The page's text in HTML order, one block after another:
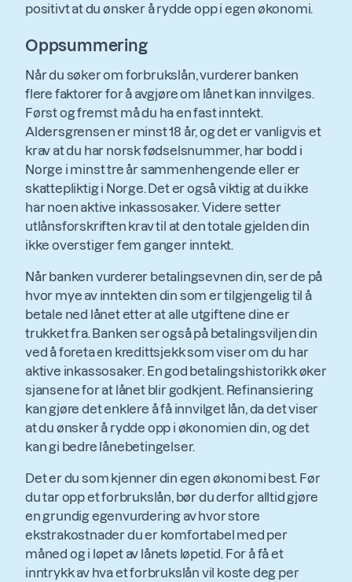
positivt at du ønsker å rydde opp i egen økonomi.
Oppsummering
Når du søker om forbrukslån, vurderer banken
flere faktorer for å avgjøre om lånet kan innvilges.
Først og fremst må du ha en fast inntekt.
Aldersgrensen er minst 18 år, og det er vanligvis et
krav at du har norsk fødselsnummer, har bodd i
Norge i minst tre år sammenhengende eller er
skattepliktig i Norge. Det er også viktig at du ikke
har noen aktive inkassosaker. Videre setter
utlånsforskriften krav til at den totale gjelden din
ikke overstiger fem ganger inntekt.
Når banken vurderer betalingsevnen din, ser de på
hvor mye av inntekten din som er tilgjengelig til å
betale ned lånet etter at alle utgiftene dine er
trukket fra. Banken ser også på betalingsviljen din
ved å foreta en kredittsjekk som viser om du har
aktive inkassosaker. En god betalingshistorikk øker
sjansene for at lånet blir godkjent. Refinansiering
kan gjøre det enklere å få innvilget lån, da det viser
at du ønsker å rydde opp i økonomien din, og det
kan gi bedre lånebetingelser.
Det er du som kjenner din egen økonomi best. Før
du tar opp et forbrukslån, bør du derfor alltid gjøre
en grundig egenvurdering av hvor store
ekstrakostnader du er komfortabel med per
måned og i løpet av lånets løpetid. For å få et
inntrykk av hva et forbrukslån vil koste deg per